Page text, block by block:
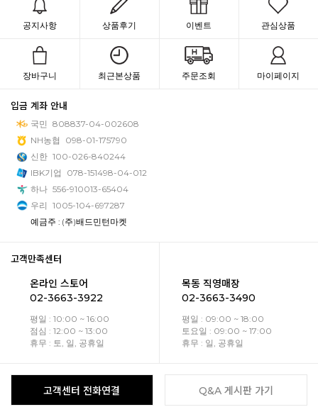
공지사항 상품후기 이벤트 관심상품
장바구니 최근본상품 주문조회 마이페이지
입금 계좌 안내
국민 808837-04-002608
NH농협
098-01-175790
신한 100-026-840244
IBK기업
078-151498-04-012
하나 556-910013-65404
우리 1005-104-697287
예금주 : (주)배드민턴마켓
고객만족센터
온라인 스토어
02-3663-3922
평일 : 10:00 ~ 16:00
점심 : 12:00 ~ 13:00
휴무 : 토, 일, 공휴일
목동 직영매장
02-3663-3490
평일 : 09:00 ~ 18:00
토요일 : 09:00 ~ 17:00
휴무 : 일, 공휴일
고객센터 전화연결 Q&A 게시판 가기